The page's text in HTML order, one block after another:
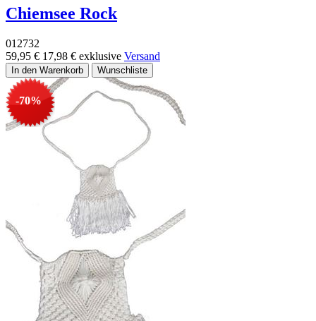
Chiemsee Rock
012732
59,95 € 17,98 € exklusive Versand
-70%